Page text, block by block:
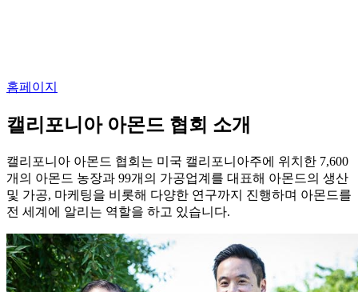
홈페이지
캘리포니아 아몬드 협회 소개
캘리포니아 아몬드 협회는 미국 캘리포니아주에 위치한 7,600
개의 아몬드 농장과 99개의 가공업계를 대표해 아몬드의 생산
및 가공, 마케팅을 비롯해 다양한 연구까지 진행하며 아몬드를
전 세계에 알리는 역할을 하고 있습니다.